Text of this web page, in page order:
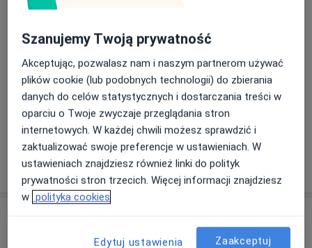
Nasze specjalizacje Pokaż wszystkie
Ginekologia Endokrynologia
Zobacz więcej
Szanujemy Twoją prywatność
Akceptując, pozwalasz nam i naszym partnerom używać
plików cookie (lub podobnych technologii) do zbierania
danych do celów statystycznych i dostarczania treści w
oparciu o Twoje zwyczaje przeglądania stron
internetowych. W każdej chwili możesz sprawdzić i
zaktualizować swoje preferencje w ustawieniach. W
ustawieniach znajdziesz również linki do polityk
prywatności stron trzecich. Więcej informacji znajdziesz
w polityka cookies
Edytuj ustawienia Zaakceptuj